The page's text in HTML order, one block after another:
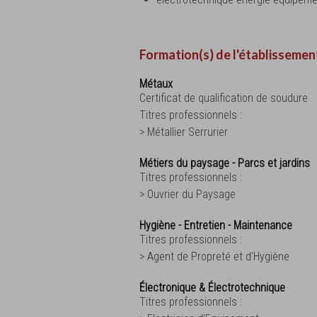
Formation(s) de
Métaux
Certificat de qualification de soudure
Titres professionnels :
> Métallier Serrurier
Métiers du paysage - Parcs et jardins
Titres professionnels :
> Ouvrier du Paysage
Hygiène - Entretien - Maintenance
Titres professionnels :
> Agent de Propreté et d’Hygiène
Électronique & Électrotechnique
Titres professionnels :